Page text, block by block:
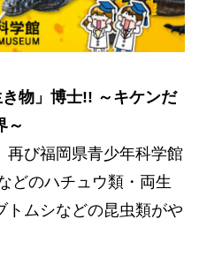
物」博士!! ～キケンだ
～
再び福岡県青少年科学館
どのハチュウ類・両生
トムシなどの昆虫類がや